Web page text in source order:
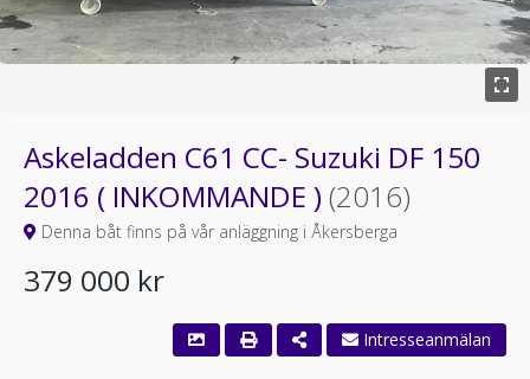
Askeladden C61 CC- Suzuki DF 150
2016 ( INKOMMANDE ) (2016)
Denna båt finns på vår anläggning i Åkersberga
379 000 kr
Intresseanmälan